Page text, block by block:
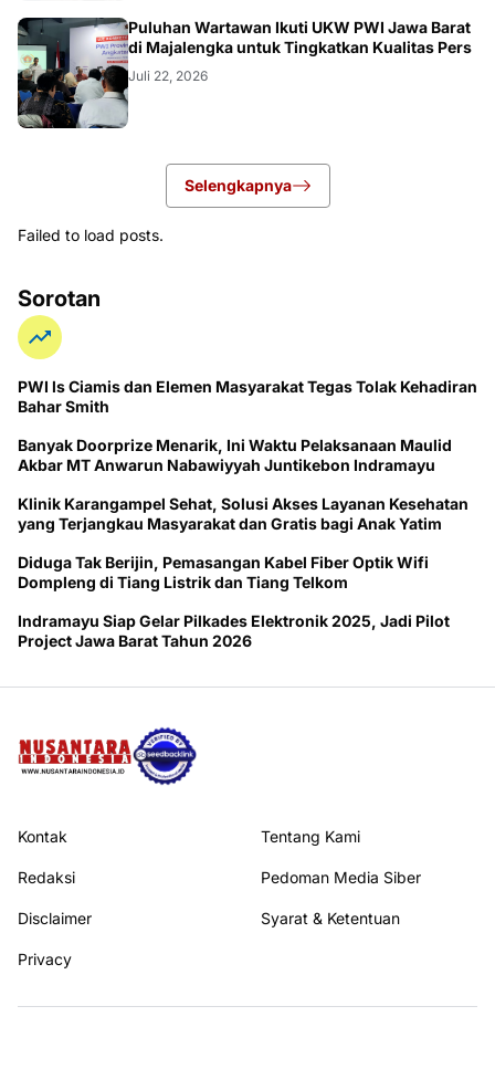
Puluhan Wartawan Ikuti UKW PWI Jawa Barat
di Majalengka untuk Tingkatkan Kualitas Pers
Juli 22, 2026
Selengkapnya
Failed to load posts.
Sorotan
PWI ls Ciamis dan Elemen Masyarakat Tegas Tolak Kehadiran
Bahar Smith
Banyak Doorprize Menarik, Ini Waktu Pelaksanaan Maulid
Akbar MT Anwarun Nabawiyyah Juntikebon Indramayu
Klinik Karangampel Sehat, Solusi Akses Layanan Kesehatan
yang Terjangkau Masyarakat dan Gratis bagi Anak Yatim
Diduga Tak Berijin, Pemasangan Kabel Fiber Optik Wifi
Dompleng di Tiang Listrik dan Tiang Telkom
Indramayu Siap Gelar Pilkades Elektronik 2025, Jadi Pilot
Project Jawa Barat Tahun 2026
Kontak Tentang Kami
Redaksi Pedoman Media Siber
Disclaimer Syarat & Ketentuan
Privacy